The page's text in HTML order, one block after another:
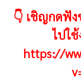
👇 เชิญกดฟั
ไปใ
https://